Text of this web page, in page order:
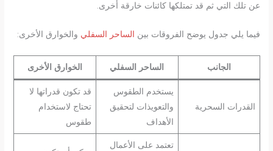
عن تلك التي ثم قد تمتلكها كائنات خارقة أخرى.
فيما يلي جدول يوضح الفروقات بين الساحر السفلي والخوارق الأخرى:
الجانب الساحر السفلي الخوارق الأخرى
القدرات السحرية
يستخدم الطقوس
والتعويذات لتحقيق
الأهداف
قد تكون قدراتها لا
تحتاج لاستخدام
طقوس
تعتمد على الأعمال